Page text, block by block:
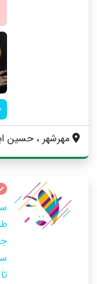
مهرشهر ، حسین